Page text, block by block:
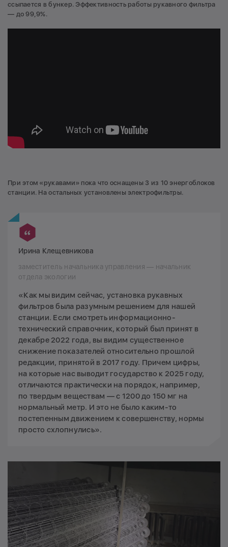
ссыпается в бункер. Эффективность работы рукавного фильтра
— до 99,9%.
При этом «рукавами» пока что оснащены 3 из 10 энергоблоков
станции. На остальных установлены электрофильтры.
Ирина Клещевникова
заместитель начальника управления — начальник
отдела экологии
«Как мы видим сейчас, установка рукавных
фильтров была разумным решением для нашей
станции. Если смотреть информационно-
технический справочник, который был принят в
декабре 2022 года, вы видим существенное
снижение показателей относительно прошлой
редакции, принятой в 2017 году. Причем цифры,
на которые нас выводит государство к 2025 году,
отличаются практически на порядок, например,
по твердым веществам — с 1200 до 150 мг на
нормальный метр. И это не было каким-то
постепенным движением к совершенству, нормы
просто схлопнулись».